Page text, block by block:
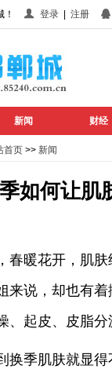
登录 注册
新闻 财经
首页 >> 新闻
如何让肌
暖花开，肌肤
来说，却也有
、起皮、皮脂
季肌肤就显得